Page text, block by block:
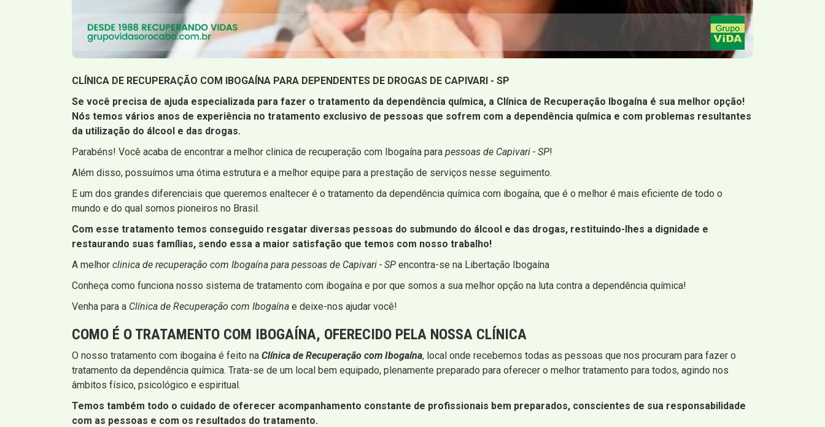
CLÍNICA DE RECUPERAÇÃO COM IBOGAÍNA PARA DEPENDENTES DE DROGAS DE CAPIVARI - SP
Se você precisa de ajuda especializada para fazer o tratamento da dependência química, a Clínica de Recuperação Ibogaína é sua melhor opção!
Nós temos vários anos de experiência no tratamento exclusivo de pessoas que sofrem com a dependência química e com problemas resultantes
da utilização do álcool e das drogas.
Parabéns! Você acaba de encontrar a melhor clinica de recuperação com Ibogaína para pessoas de Capivari - SP!
Além disso, possuímos uma ótima estrutura e a melhor equipe para a prestação de serviços nesse seguimento.
E um dos grandes diferenciais que queremos enaltecer é o tratamento da dependência química com ibogaína, que é o melhor é mais eficiente de todo o
mundo e do qual somos pioneiros no Brasil.
Com esse tratamento temos conseguido resgatar diversas pessoas do submundo do álcool e das drogas, restituindo-lhes a dignidade e
restaurando suas famílias, sendo essa a maior satisfação que temos com nosso trabalho!
A melhor clinica de recuperação com Ibogaína para pessoas de Capivari - SP encontra-se na Libertação Ibogaína
Conheça como funciona nosso sistema de tratamento com ibogaína e por que somos a sua melhor opção na luta contra a dependência química!
Venha para a Clínica de Recuperação com Ibogaína e deixe-nos ajudar você!
COMO É O TRATAMENTO COM IBOGAÍNA, OFERECIDO PELA NOSSA CLÍNICA
O nosso tratamento com ibogaína é feito na Clínica de Recuperação com Ibogaína, local onde recebemos todas as pessoas que nos procuram para fazer o
tratamento da dependência química. Trata-se de um local bem equipado, plenamente preparado para oferecer o melhor tratamento para todos, agindo nos
âmbitos físico, psicológico e espiritual.
Temos também todo o cuidado de oferecer acompanhamento constante de profissionais bem preparados, conscientes de sua responsabilidade
com as pessoas e com os resultados do tratamento.